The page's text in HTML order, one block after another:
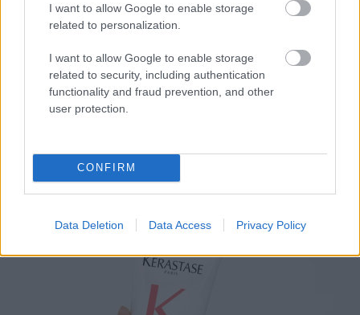
I want to allow Google to enable storage
related to personalization.
I want to allow Google to enable storage
related to security, including authentication
functionality and fraud prevention, and other
user protection.
CONFIRM
Data Deletion Data Access Privacy Policy
eredményez.
kötéseit.
Hogyan használd? A Première Concentré
használata után vidd fel a nedves hajra. Dolgozd be
Harmadik lépés: balzsamozás